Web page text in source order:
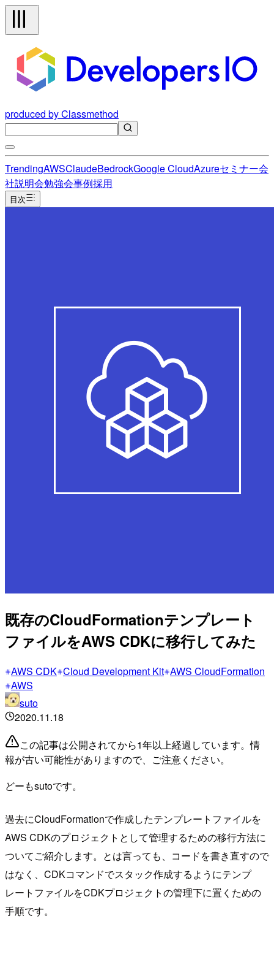
produced by Classmethod
TrendingAWSClaudeBedrockGoogle CloudAzureセミナー会
社説明会勉強会事例採用
目次
既存のCloudFormationテンプレート
ファイルをAWS CDKに移行してみた
AWS CDK Cloud Development Kit AWS CloudFormation
AWS
suto
2020.11.18
この記事は公開されてから1年以上経過しています。情
報が古い可能性がありますので、ご注意ください。
どーもsutoです。
過去にCloudFormationで作成したテンプレートファイルを
AWS CDKのプロジェクトとして管理するための移行方法に
ついてご紹介します。とは言っても、コードを書き直すので
はなく、CDKコマンドでスタック作成するようにテンプ
レートファイルをCDKプロジェクトの管理下に置くための
手順です。